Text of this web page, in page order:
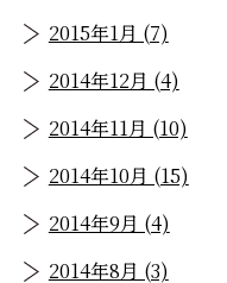
2015年1月 (7)
2014年12月 (4)
2014年11月 (10)
2014年10月 (15)
2014年9月 (4)
2014年8月 (3)